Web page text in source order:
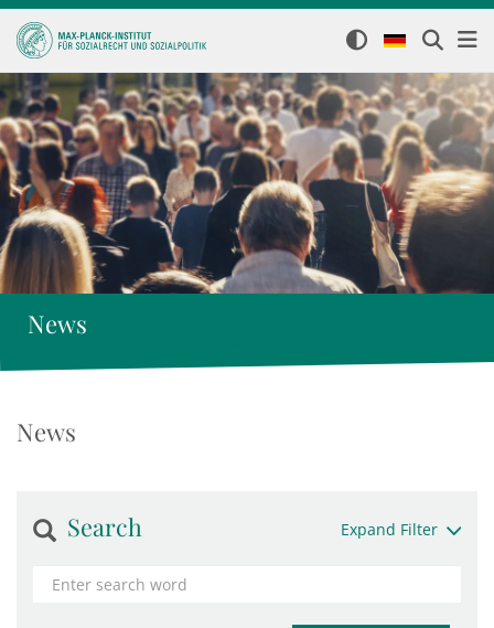
News
News
Search Expand Filter